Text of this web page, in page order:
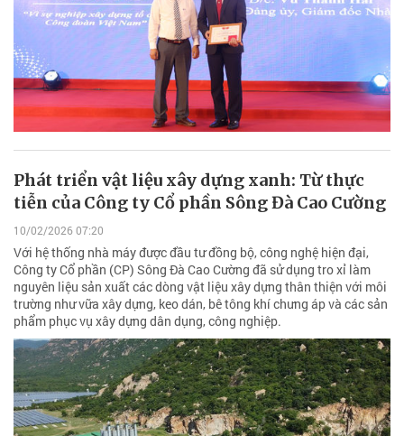
Phát triển vật liệu xây dựng xanh: Từ thực
tiễn của Công ty Cổ phần Sông Đà Cao Cường
10/02/2026 07:20
Với hệ thống nhà máy được đầu tư đồng bộ, công nghệ hiện đại,
Công ty Cổ phần (CP) Sông Đà Cao Cường đã sử dụng tro xỉ làm
nguyên liệu sản xuất các dòng vật liệu xây dựng thân thiện với môi
trường như vữa xây dựng, keo dán, bê tông khí chưng áp và các sản
phẩm phục vụ xây dựng dân dụng, công nghiệp.